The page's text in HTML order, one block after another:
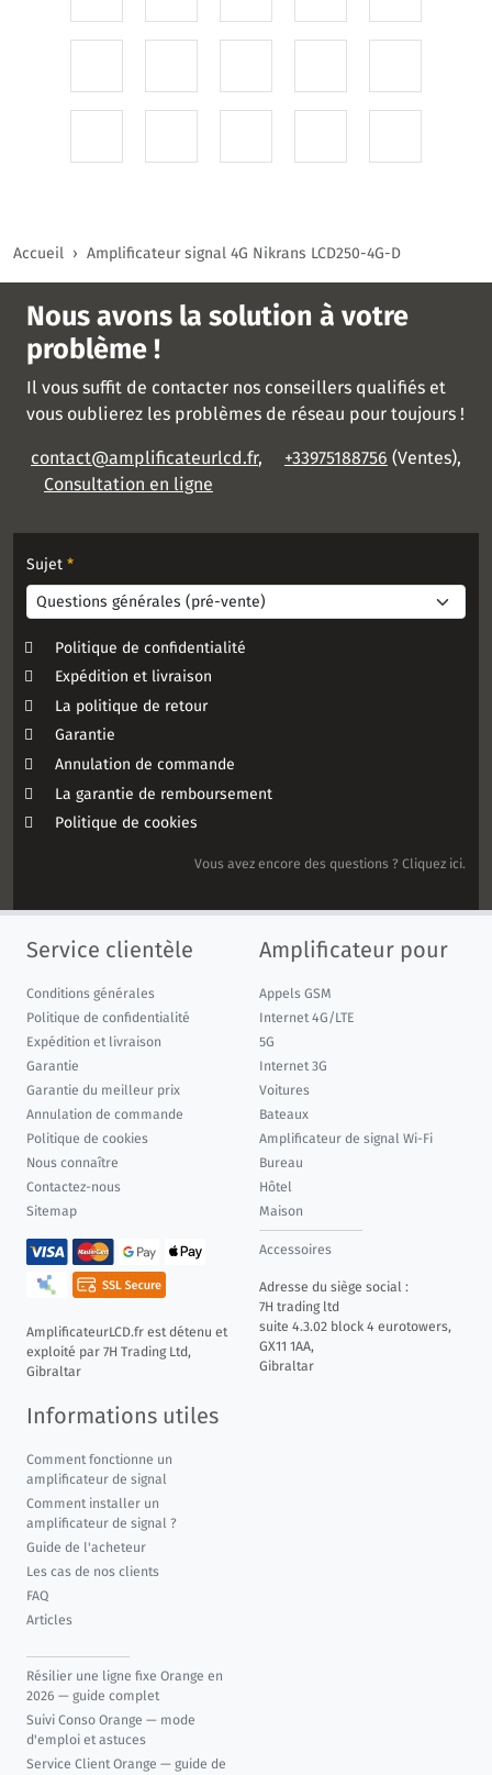
Accueil Amplificateur signal 4G Nikrans LCD250-4G-D
Nous avons la solution à votre
problème !
Il vous suffit de contacter nos conseillers qualifiés et
vous oublierez les problèmes de réseau pour toujours !
contact@amplificateurlcd.fr, +33975188756 (Ventes),
Consultation en ligne
Sujet *
Politique de confidentialité
Expédition et livraison
La politique de retour
Garantie
Annulation de commande
La garantie de remboursement
Politique de cookies
Vous avez encore des questions ? Cliquez ici.
Service clientèle
Conditions générales
Politique de confidentialité
Expédition et livraison
Garantie
Garantie du meilleur prix
Annulation de commande
Politique de cookies
Nous connaître
Contactez-nous
Sitemap
AmplificateurLCD.fr est détenu et
exploité par 7H Trading Ltd,
Gibraltar
Amplificateur pour
Appels GSM
Internet 4G/LTE
5G
Internet 3G
Voitures
Bateaux
Amplificateur de signal Wi-Fi
Bureau
Hôtel
Maison
Accessoires
Adresse du siège social :
7H trading ltd
suite 4.3.02 block 4 eurotowers,
GX11 1AA,
Gibraltar
Informations utiles
Comment fonctionne un
amplificateur de signal
Comment installer un
amplificateur de signal ?
Guide de l'acheteur
Les cas de nos clients
FAQ
Articles
Résilier une ligne fixe Orange en
2026 — guide complet
Suivi Conso Orange — mode
d'emploi et astuces
Service Client Orange — guide de